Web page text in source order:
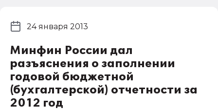
Минфин России дал
разъяснения о заполнении
годовой бюджетной
(бухгалтерской) отчетности за
2012 год
24 января 2013